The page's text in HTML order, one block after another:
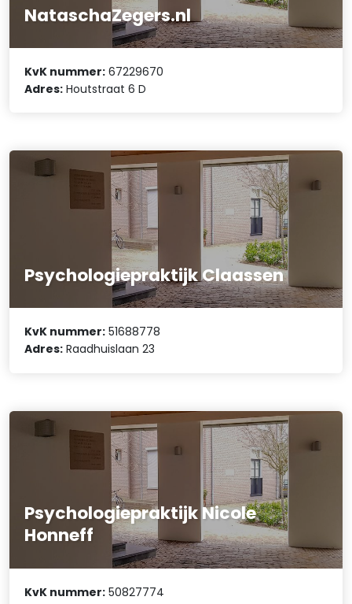
NataschaZegers.nl
KvK nummer: 67229670
Adres: Houtstraat 6 D
Psychologiepraktijk Claassen
KvK nummer: 51688778
Adres: Raadhuislaan 23
Psychologiepraktijk Nicole
Honneff
KvK nummer: 50827774